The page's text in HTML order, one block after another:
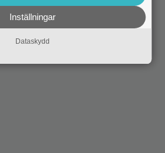
Inställningar
Dataskydd